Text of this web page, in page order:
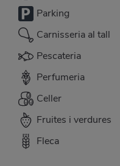
Parking
Carnisseria al tall
Pescateria
Perfumeria
Celler
Fruites i verdures
Fleca